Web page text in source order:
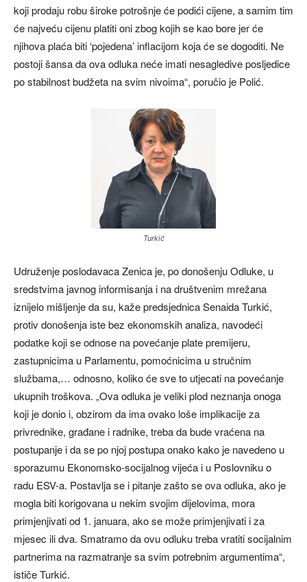
koji prodaju robu široke potrošnje će podići cijene, a samim tim
će najveću cijenu platiti oni zbog kojih se kao bore jer će
njihova plaća biti ‘pojedena’ inflacijom koja će se dogoditi. Ne
postoji šansa da ova odluka neće imati nesagledive posljedice
po stabilnost budžeta na svim nivoima“, poručio je Polić.
Turkić
Udruženje poslodavaca Zenica je, po donošenju Odluke, u
sredstvima javnog informisanja i na društvenim mrežana
iznijelo mišljenje da su, kaže predsjednica Senaida Turkić,
protiv donošenja iste bez ekonomskih analiza, navodeći
podatke koji se odnose na povećanje plate premijeru,
zastupnicima u Parlamentu, pomoćnicima u stručnim
službama,… odnosno, koliko će sve to utjecati na povećanje
ukupnih troškova. „Ova odluka je veliki plod neznanja onoga
koji je donio i, obzirom da ima ovako loše implikacije za
privrednike, građane i radnike, treba da bude vraćena na
postupanje i da se po njoj postupa onako kako je navedeno u
sporazumu Ekonomsko-socijalnog vijeća i u Poslovniku o
radu ESV-a. Postavlja se i pitanje zašto se ova odluka, ako je
mogla biti korigovana u nekim svojim dijelovima, mora
primjenjivati od 1. januara, ako se može primjenjivati i za
mjesec ili dva. Smatramo da ovu odluku treba vratiti socijalnim
partnerima na razmatranje sa svim potrebnim argumentima“,
ističe Turkić.